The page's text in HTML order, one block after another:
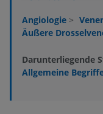
Angiologie >
Äußere
Darunterliegende
Allgemeine